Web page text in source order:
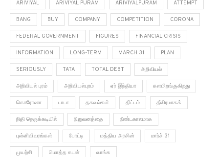
ARIVIYAL ARIVIYAL PURAM ARIVIYALPURAM ATTEMPT
BANG BUY COMPANY COMPETITION CORONA
FEDERAL GOVERNMENT FIGURES FINANCIAL CRISIS
INFORMATION LONG-TERM MARCH 31 PLAN
SERIOUSLY TATA TOTAL DEBT அறிவியல்
அறிவியல் புரம் அறிவியல்புரம் ஏர் இந்தியா களமிறங்குகிறது
கொரோனா டாடா தகவல்கள் திட்டம் தீவிரமாகக்
நிதி நெருக்கடியில் நிறுவனத்தை நீண்டகாலமாக
புள்ளிவிவரங்கள் போட்டி மத்திய அரசின் மார்ச் 31
முயற்சி மொத்த கடன் வாங்க